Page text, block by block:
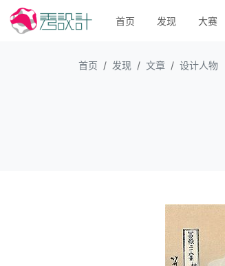
首页 发现 大赛
首页 发现 文章 设计人物